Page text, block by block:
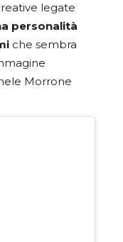
legate
personalità
che sembra
Morrone